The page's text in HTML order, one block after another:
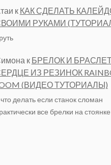
к КАК СДЕЛАТЬ
РУКАМИ
к БРЕЛОК И
ИЗ РЕЗИНОК
(ВИДЕО ТУТОРИАЛЫ)
делать если станок сломан
все брелки на стоянке